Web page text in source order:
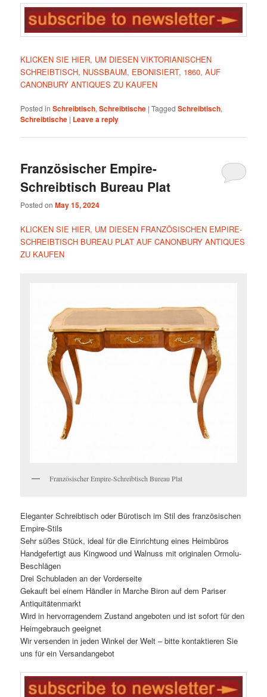
KLICKEN SIE HIER, UM DIESEN VIKTORIANISCHEN
SCHREIBTISCH, NUSSBAUM, EBONISIERT, 1860, AUF
CANONBURY ANTIQUES ZU KAUFEN
Posted in Schreibtisch,Schreibtische |Tagged Schreibtisch,
Schreibtische | Leave a reply
Französischer Empire-
Schreibtisch Bureau Plat
Posted onMay 15, 2024
KLICKEN SIE HIER, UM DIESEN FRANZÖSISCHEN EMPIRE-
SCHREIBTISCH BUREAU PLAT AUF CANONBURY ANTIQUES
ZU KAUFEN
Französischer Empire-Schreibtisch Bureau Plat
Eleganter Schreibtisch oder Bürotisch im Stil des französischen
Empire-Stils
Sehr süßes Stück, ideal für die Einrichtung eines Heimbüros
Handgefertigt aus Kingwood und Walnuss mit originalen Ormolu-
Beschlägen
Drei Schubladen an der Vorderseite
Gekauft bei einem Händler in Marche Biron auf dem Pariser
Antiquitätenmarkt
Wird in hervorragendem Zustand angeboten und ist sofort für den
Heimgebrauch geeignet
Wir versenden in jeden Winkel der Welt – bitte kontaktieren Sie
uns für ein Versandangebot